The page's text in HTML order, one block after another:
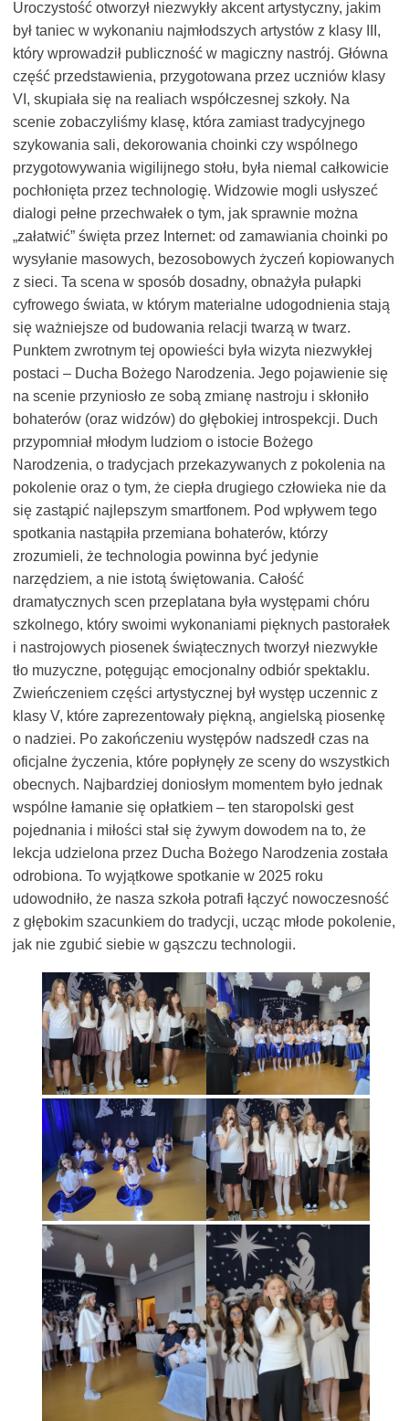
Uroczystość otworzył niezwykły akcent artystyczny, jakim
był taniec w wykonaniu najmłodszych artystów z klasy III,
który wprowadził publiczność w magiczny nastrój. Główna
część przedstawienia, przygotowana przez uczniów klasy
VI, skupiała się na realiach współczesnej szkoły. Na
scenie zobaczyliśmy klasę, która zamiast tradycyjnego
szykowania sali, dekorowania choinki czy wspólnego
przygotowywania wigilijnego stołu, była niemal całkowicie
pochłonięta przez technologię. Widzowie mogli usłyszeć
dialogi pełne przechwałek o tym, jak sprawnie można
„załatwić” święta przez Internet: od zamawiania choinki po
wysyłanie masowych, bezosobowych życzeń kopiowanych
z sieci. Ta scena w sposób dosadny, obnażyła pułapki
cyfrowego świata, w którym materialne udogodnienia stają
się ważniejsze od budowania relacji twarzą w twarz.
Punktem zwrotnym tej opowieści była wizyta niezwykłej
postaci – Ducha Bożego Narodzenia. Jego pojawienie się
na scenie przyniosło ze sobą zmianę nastroju i skłoniło
bohaterów (oraz widzów) do głębokiej introspekcji. Duch
przypomniał młodym ludziom o istocie Bożego
Narodzenia, o tradycjach przekazywanych z pokolenia na
pokolenie oraz o tym, że ciepła drugiego człowieka nie da
się zastąpić najlepszym smartfonem. Pod wpływem tego
spotkania nastąpiła przemiana bohaterów, którzy
zrozumieli, że technologia powinna być jedynie
narzędziem, a nie istotą świętowania. Całość
dramatycznych scen przeplatana była występami chóru
szkolnego, który swoimi wykonaniami pięknych pastorałek
i nastrojowych piosenek świątecznych tworzył niezwykłe
tło muzyczne, potęgując emocjonalny odbiór spektaklu.
Zwieńczeniem części artystycznej był występ uczennic z
klasy V, które zaprezentowały piękną, angielską piosenkę
o nadziei. Po zakończeniu występów nadszedł czas na
oficjalne życzenia, które popłynęły ze sceny do wszystkich
obecnych. Najbardziej doniosłym momentem było jednak
wspólne łamanie się opłatkiem – ten staropolski gest
pojednania i miłości stał się żywym dowodem na to, że
lekcja udzielona przez Ducha Bożego Narodzenia została
odrobiona. To wyjątkowe spotkanie w 2025 roku
udowodniło, że nasza szkoła potrafi łączyć nowoczesność
z głębokim szacunkiem do tradycji, ucząc młode pokolenie,
jak nie zgubić siebie w gąszczu technologii.